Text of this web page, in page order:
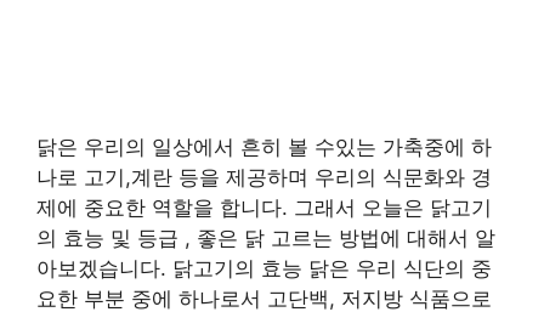
닭은 우리의 일상에서 흔히 볼 수있는 가축중에 하
나로 고기,계란 등을 제공하며 우리의 식문화와 경
제에 중요한 역할을 합니다. 그래서 오늘은 닭고기
의 효능 및 등급 , 좋은 닭 고르는 방법에 대해서 알
아보겠습니다. 닭고기의 효능 닭은 우리 식단의 중
요한 부분 중에 하나로서 고단백, 저지방 식품으로